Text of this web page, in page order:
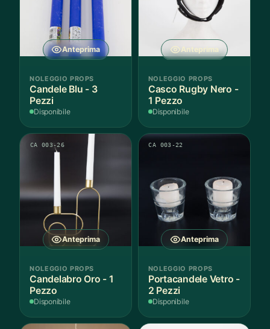
Anteprima
NOLEGGIO PROPS
Candele Blu - 3
Pezzi
Disponibile
Anteprima
NOLEGGIO PROPS
Casco Rugby Nero -
1 Pezzo
Disponibile
Anteprima
CA 003-26
NOLEGGIO PROPS
Candelabro Oro - 1
Pezzo
Disponibile
Anteprima
CA 003-22
NOLEGGIO PROPS
Portacandele Vetro -
2 Pezzi
Disponibile